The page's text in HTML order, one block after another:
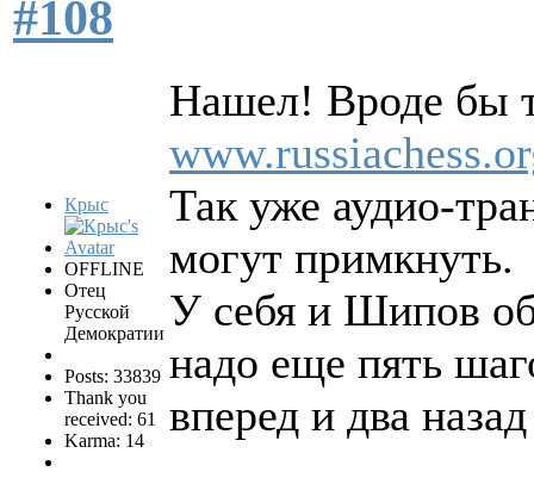
#108
Крыс
OFFLINE
Отец
Русской
Демократии
Posts: 33839
Thank you
received: 61
Karma: 14
Нашел! Вроде бы
Так уже аудио-
могут примкнуть.
У себя и Шипов
надо еще пять
вперед и два